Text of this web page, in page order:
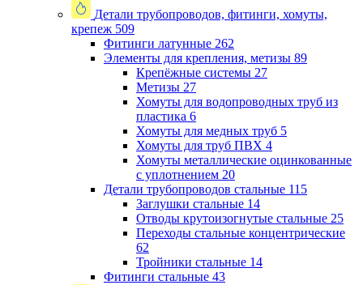
Детали трубопроводов, фитинги, хомуты,
крепеж 509
Фитинги латунные 262
Элементы для крепления, метизы 89
Крепёжные системы 27
Метизы 27
Хомуты для водопроводных труб из
пластика 6
Хомуты для медных труб 5
Хомуты для труб ПВХ 4
Хомуты металлические оцинкованные
с уплотнением 20
Детали трубопроводов стальные 115
Заглушки стальные 14
Отводы крутоизогнутые стальные 25
Переходы стальные концентрические
62
Тройники стальные 14
Фитинги стальные 43